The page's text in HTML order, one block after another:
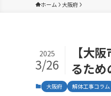
ホーム 大阪府
【大
るため
2025
3/26
大阪府 解体工事コラム